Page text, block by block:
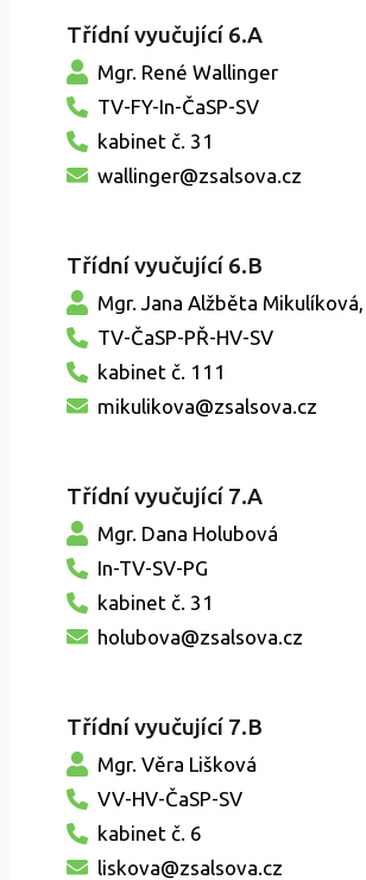
Třídní vyučující 6.A
Mgr. René Wallinger
TV-FY-In-ČaSP-SV
kabinet č. 31
wallinger@zsalsova.cz
Třídní vyučující 6.B
Mgr. Jana Alžběta Mikulíková,
TV-ČaSP-PŘ-HV-SV
kabinet č. 111
mikulikova@zsalsova.cz
Třídní vyučující 7.A
Mgr. Dana Holubová
In-TV-SV-PG
kabinet č. 31
holubova@zsalsova.cz
Třídní vyučující 7.B
Mgr. Věra Lišková
VV-HV-ČaSP-SV
kabinet č. 6
liskova@zsalsova.cz